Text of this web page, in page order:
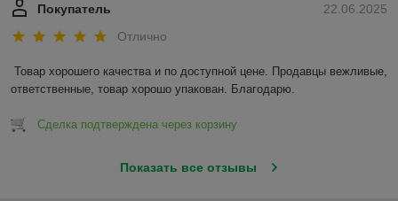
22.06.2025
Покупатель
Отлично
Товар хорошего качества и по доступной цене. Продавцы вежливые,
ответственные, товар хорошо упакован. Благодарю.
Сделка подтверждена через корзину
Показать все отзывы